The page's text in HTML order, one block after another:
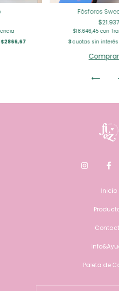
$2866,67
Fósforos
$21.937
$18.646,45 con
3cuotas sin
Inicio
Paleta de